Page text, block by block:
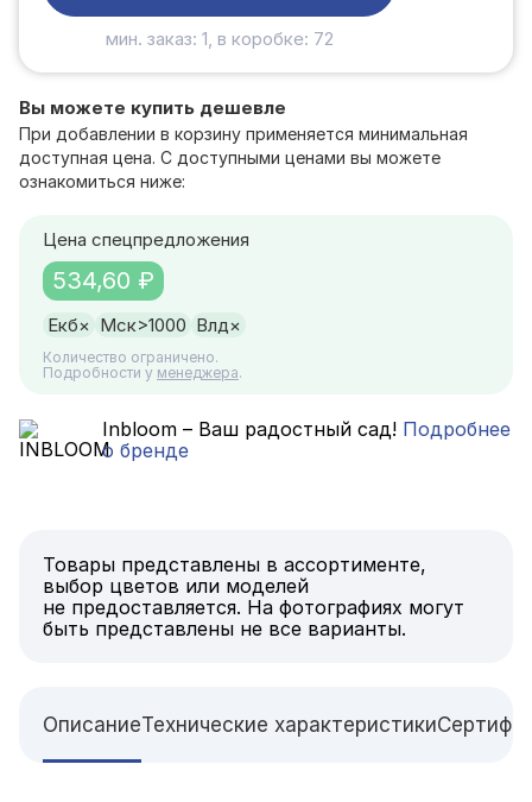
мин. заказ: 1, в коробке: 72
Вы можете купить дешевле
При добавлении в корзину применяется минимальная
доступная цена. С доступными ценами вы можете
ознакомиться ниже:
Цена спецпредложения
Количество ограничено.
Подробности у менеджера.
Екб× Мск>1000 Влд×
534,60 ₽
Inbloom – Ваш радостный сад! Подробнее
о бренде
Товары представлены в ассортименте,
выбор цветов или моделей
не предоставляется. На фотографиях могут
быть представлены не все варианты.
ОписаниеТехнические характеристики